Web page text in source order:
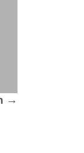
→